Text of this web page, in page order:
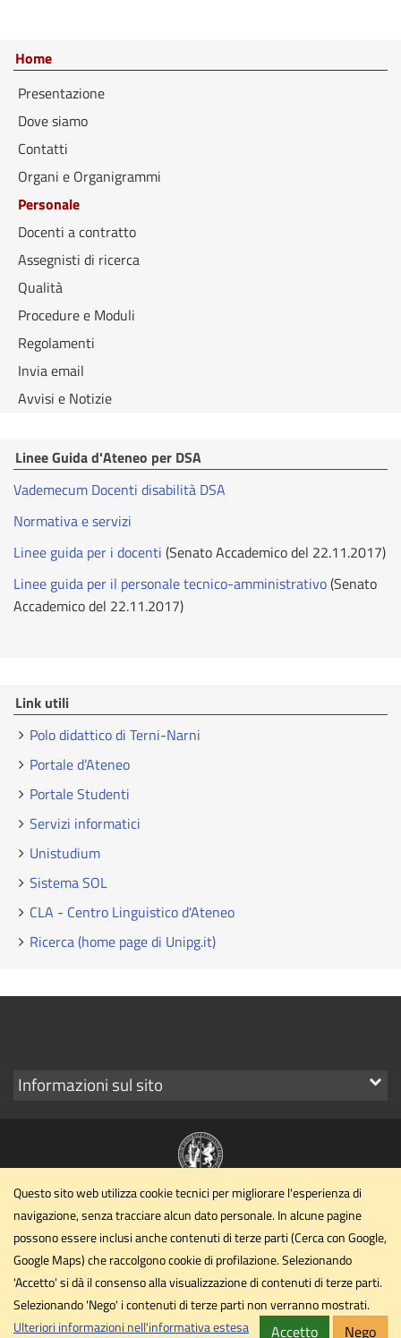
Home
Presentazione
Dove siamo
Contatti
Organi e Organigrammi
Personale
Docenti a contratto
Assegnisti di ricerca
Qualità
Procedure e Moduli
Regolamenti
Invia email
Avvisi e Notizie
Linee Guida d'Ateneo per DSA
Vademecum Docenti disabilità DSA
Normativa e servizi
Linee guida per i docenti (Senato Accademico del 22.11.2017)
Linee guida per il personale tecnico-amministrativo(Senato
Accademico del 22.11.2017)
Link utili
Polo didattico di Terni-Narni
Portale d’Ateneo
Portale Studenti
Servizi informatici
Unistudium
Sistema SOL
CLA - Centro Linguistico d'Ateneo
Ricerca (home page di Unipg.it)
Mostra
Informazioni sul sito
Dipartimento di Filosofia, scienze sociali, umane e della
formazione
Università degli Studi di Perugia
Piazza G. Ermini, 1 - Perugia
Email
dipartimento.fissuf@unipg.it
Questo sito web utilizza cookie tecnici per migliorare l'esperienza di
navigazione, senza tracciare alcun dato personale. In alcune pagine
possono essere inclusi anche contenuti di terze parti (Cerca con Google,
Google Maps) che raccolgono cookie di profilazione. Selezionando
'Accetto' si dà il consenso alla visualizzazione di contenuti di terze parti.
Selezionando 'Nego' i contenuti di terze parti non verranno mostrati.
Ulteriori informazioni nell'informativa estesa
Accetto Nego